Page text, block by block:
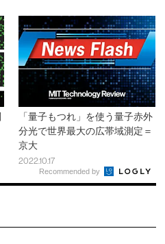
「量子もつれ」を使う量子赤外
分光で世界最大の広帯域測定＝
京大
2022.10.17
Recommended by